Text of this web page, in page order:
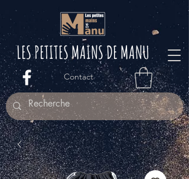
LES PETITES MAINS DE MANU
Contact